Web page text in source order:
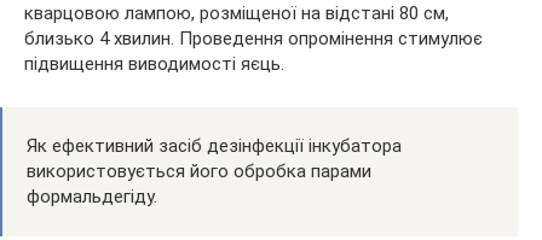
кварцовою лампою, розміщеної на відстані 80 см,
близько 4 хвилин. Проведення опромінення стимулює
підвищення виводимості яєць.
Як ефективний засіб дезінфекції інкубатора
використовується його обробка парами
формальдегіду.